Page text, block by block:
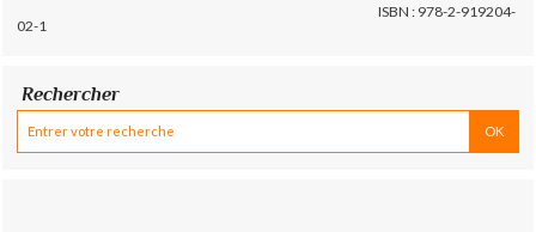
ISBN : 978-2-919204-
02-1
Rechercher